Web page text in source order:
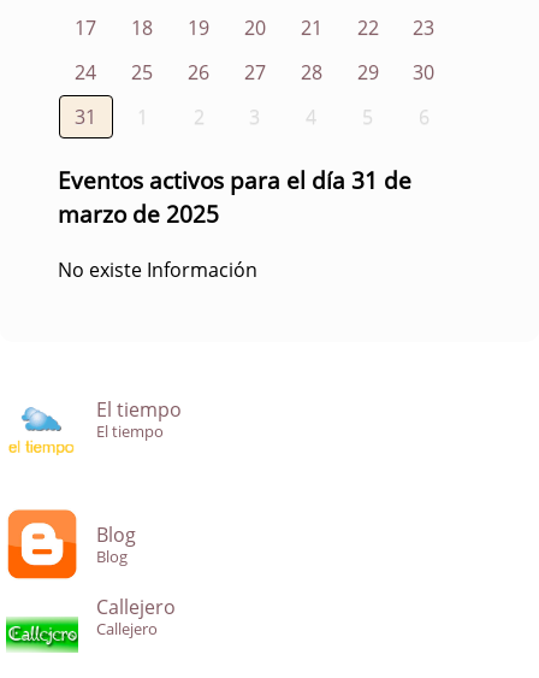
17
18 19 20 21 22
23
24
25 26 27 28 29
30
31
1 2 3 4 5 6
Eventos activos para el día 31 de
marzo de 2025
No existe Información
El tiempo
El tiempo
Blog
Blog
Callejero
Callejero